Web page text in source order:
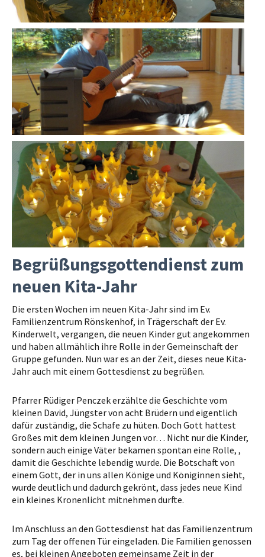
Begrüßungsgottendienst zum
neuen Kita-Jahr
Die ersten Wochen im neuen Kita-Jahr sind im Ev.
Familienzentrum Rönskenhof, in Trägerschaft der Ev.
Kinderwelt, vergangen, die neuen Kinder gut angekommen
und haben allmählich ihre Rolle in der Gemeinschaft der
Gruppe gefunden. Nun war es an der Zeit, dieses neue Kita-
Jahr auch mit einem Gottesdienst zu begrüßen.
Pfarrer Rüdiger Penczek erzählte die Geschichte vom
kleinen David, Jüngster von acht Brüdern und eigentlich
dafür zuständig, die Schafe zu hüten. Doch Gott hattest
Großes mit dem kleinen Jungen vor… Nicht nur die Kinder,
sondern auch einige Väter bekamen spontan eine Rolle, ,
damit die Geschichte lebendig wurde. Die Botschaft von
einem Gott, der in uns allen Könige und Königinnen sieht,
wurde deutlich und dadurch gekrönt, dass jedes neue Kind
ein kleines Kronenlicht mitnehmen durfte.
Im Anschluss an den Gottesdienst hat das Familienzentrum
zum Tag der offenen Tür eingeladen. Die Familien genossen
es, bei kleinen Angeboten gemeinsame Zeit in der